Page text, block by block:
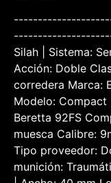
Silah | Sistema:
Acción: Doble
corredera Marca:
Modelo: Compact
Beretta 92FS
muesca Calibre:
Tipo proveedor:
munición: